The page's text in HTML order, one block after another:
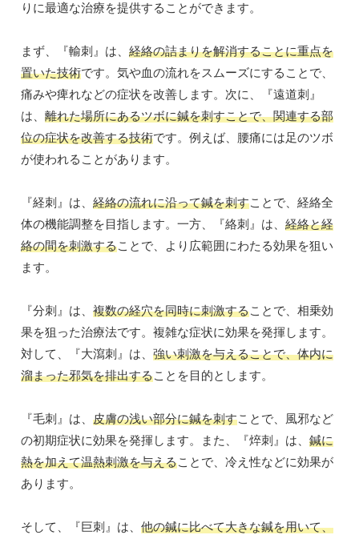
りに最適な治療を提供することができます。
まず、『輸刺』は、 経絡の詰まりを解消することに重点を
置いた技術です。気や血の流れをスムーズにすることで、
痛みや痺れなどの症状を改善します。次に、『遠道刺』
は、 離れた場所にあるツボに鍼を刺すことで、関連する部
位の症状を改善する技術です。例えば、腰痛には足のツボ
が使われることがあります。
『経刺』は、 経絡の流れに沿って鍼を刺すことで、経絡全
体の機能調整を目指します。一方、『絡刺』は、 経絡と経
絡の間を刺激することで、より広範囲にわたる効果を狙い
ます。
『分刺』は、 複数の経穴を同時に刺激することで、相乗効
果を狙った治療法です。複雑な症状に効果を発揮します。
対して、『大瀉刺』は、 強い刺激を与えることで、体内に
溜まった邪気を排出することを目的とします。
『毛刺』は、 皮膚の浅い部分に鍼を刺すことで、風邪など
の初期症状に効果を発揮します。また、『焠刺』は、 鍼に
熱を加えて温熱刺激を与えることで、冷え性などに効果が
あります。
そして、『巨刺』は、 他の鍼に比べて大きな鍼を用いて、